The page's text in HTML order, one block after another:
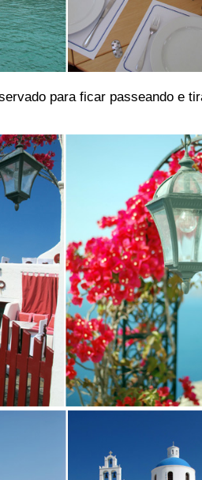
para ficar passeando e